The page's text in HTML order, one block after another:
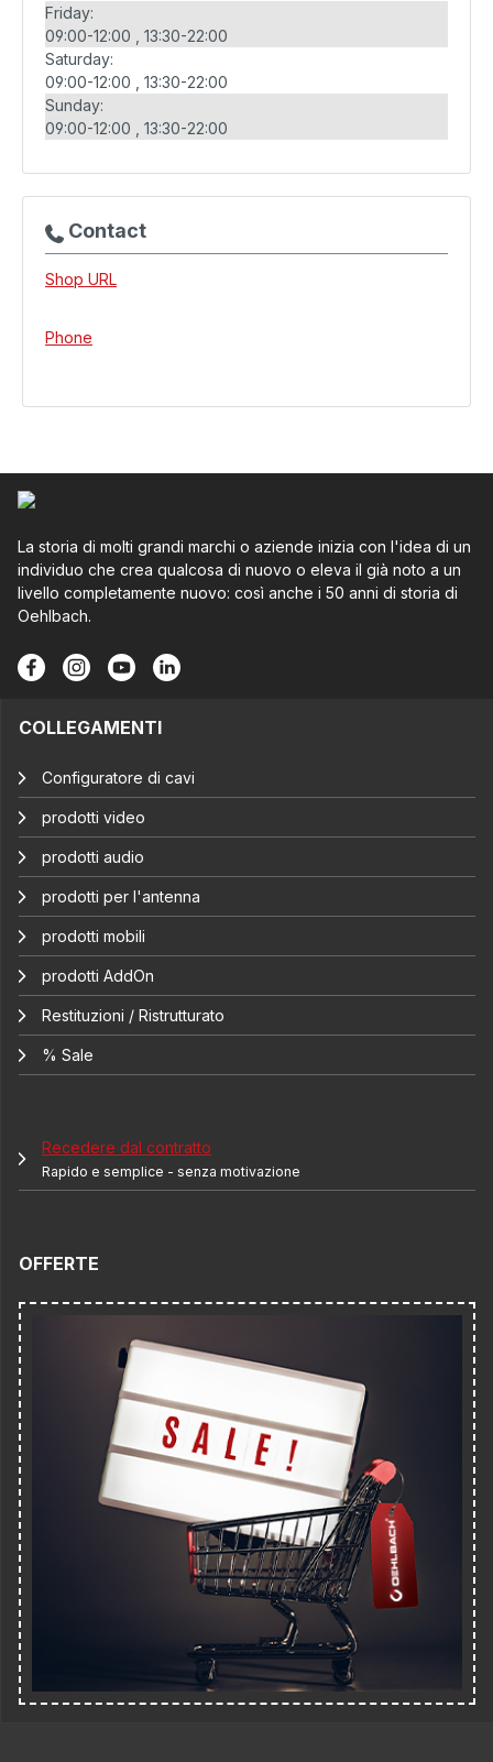
Friday:
09:00-12:00
13:30-22:00
Saturday:
09:00-12:00
13:30-22:00
Sunday:
09:00-12:00
13:30-22:00
Contact
Shop URL
Phone
La storia di molti grandi marchi o aziende inizia con l'idea di un
individuo che crea qualcosa di nuovo o eleva il già noto a un
livello completamente nuovo: così anche i 50 anni di storia di
Oehlbach.
COLLEGAMENTI
Configuratore di cavi
prodotti video
prodotti audio
prodotti per l'antenna
prodotti mobili
prodotti AddOn
Restituzioni / Ristrutturato
% Sale
Recedere dal contratto
Rapido e semplice - senza motivazione
OFFERTE